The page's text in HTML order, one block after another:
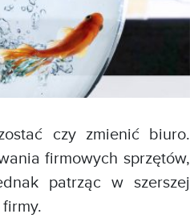
czy zmienić biuro.
firmowych sprzętów,
patrząc w szerszej